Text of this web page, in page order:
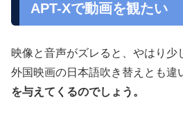
APT-Xで動画を観たい
映像と音声がズレると、やはり少
外国映画の日本語吹き替えとも違
を与えてくるのでしょう。